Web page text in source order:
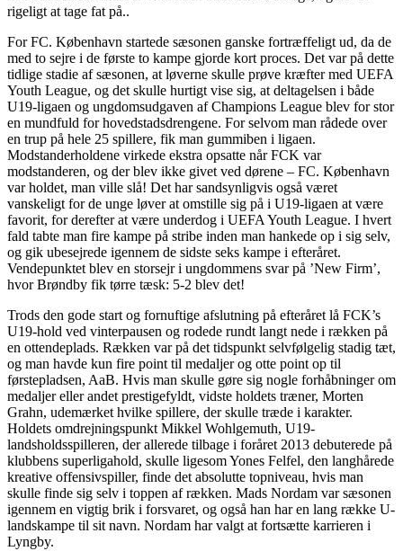
rigeligt at tage fat på..
For FC. København startede sæsonen ganske fortræffeligt ud, da de
med to sejre i de første to kampe gjorde kort proces. Det var på dette
tidlige stadie af sæsonen, at løverne skulle prøve kræfter med UEFA
Youth League, og det skulle hurtigt vise sig, at deltagelsen i både
U19-ligaen og ungdomsudgaven af Champions League blev for stor
en mundfuld for hovedstadsdrengene. For selvom man rådede over
en trup på hele 25 spillere, fik man gummiben i ligaen.
Modstanderholdene virkede ekstra opsatte når FCK var
modstanderen, og der blev ikke givet ved dørene – FC. København
var holdet, man ville slå! Det har sandsynligvis også været
vanskeligt for de unge løver at omstille sig på i U19-ligaen at være
favorit, for derefter at være underdog i UEFA Youth League. I hvert
fald tabte man fire kampe på stribe inden man hankede op i sig selv,
og gik ubesejrede igennem de sidste seks kampe i efteråret.
Vendepunktet blev en storsejr i ungdommens svar på ’New Firm’,
hvor Brøndby fik tørre tæsk: 5-2 blev det!
Trods den gode start og fornuftige afslutning på efteråret lå FCK’s
U19-hold ved vinterpausen og rodede rundt langt nede i rækken på
en ottendeplads. Rækken var på det tidspunkt selvfølgelig stadig tæt,
og man havde kun fire point til medaljer og otte point op til
førstepladsen, AaB. Hvis man skulle gøre sig nogle forhåbninger om
medaljer eller andet prestigefyldt, vidste holdets træner, Morten
Grahn, udemærket hvilke spillere, der skulle træde i karakter.
Holdets omdrejningspunkt Mikkel Wohlgemuth, U19-
landsholdsspilleren, der allerede tilbage i foråret 2013 debuterede på
klubbens superligahold, skulle ligesom Yones Felfel, den langhårede
kreative offensivspiller, finde det absolutte topniveau, hvis man
skulle finde sig selv i toppen af rækken. Mads Nordam var sæsonen
igennem en vigtig brik i forsvaret, og også han har en lang række U-
landskampe til sit navn. Nordam har valgt at fortsætte karrieren i
Lyngby.